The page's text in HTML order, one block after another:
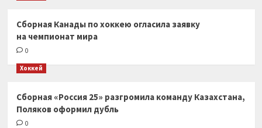
Сборная Канады по хоккею огласила заявку
на чемпионат мира
0
Хоккей
Сборная «Россия 25» разгромила команду Казахстана,
Поляков оформил дубль
0